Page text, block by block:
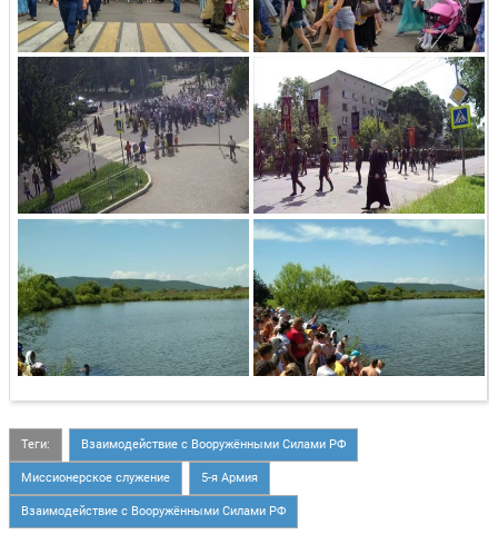
Теги: Взаимодействие с Вооружёнными Силами РФ
Миссионерское служение 5-я Армия
Взаимодействие с Вооружёнными Силами РФ